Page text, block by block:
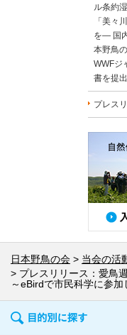
ル条約
「美々
を― 国
本野鳥
WWFジ
書を提出
プレス
日本野鳥の会 当会の活
プレスリリース：愛鳥
～eBirdで市民科学に参加